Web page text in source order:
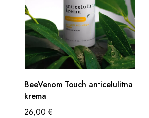
BeeVenom Touch anticelulitna
krema
26,00€